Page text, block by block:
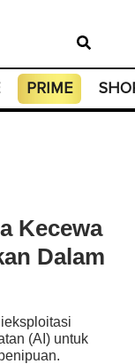
PRIME
Kecewa
Dalam
(AI) untuk